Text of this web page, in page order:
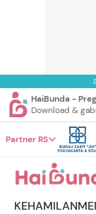
HaiBunda -
Download &
Partner RS
KEHAMILAN